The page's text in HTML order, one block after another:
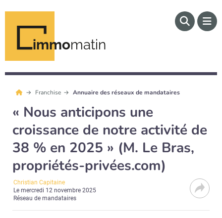
immomatin
Franchise Annuaire des réseaux de mandataires
« Nous anticipons une
croissance de notre activité de
38 % en 2025 » (M. Le Bras,
propriétés-privées.com)
Christian Capitaine
Lemercredi 12 novembre 2025
Réseau de mandataires